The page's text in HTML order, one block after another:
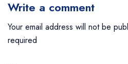
Write a comment
Your email address will not be
required